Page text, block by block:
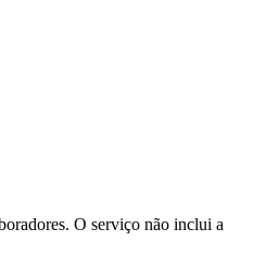
O serviço não inclui a